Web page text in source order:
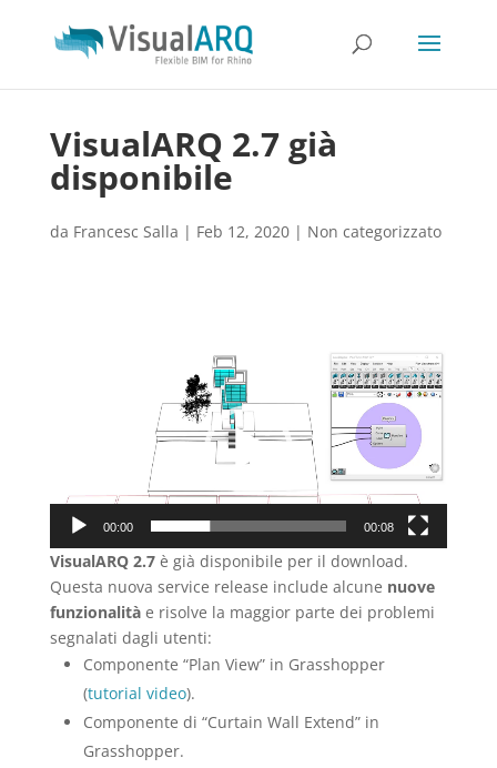
VisualARQ 2.7 già
disponibile
da Francesc Salla | Feb 12, 2020| Non categorizzato
00:00 00:08
VisualARQ 2.7è già disponibile per il download.
Questa nuova service release include alcune nuove
funzionalitàe risolve la maggior parte dei problemi
segnalati dagli utenti:
Componente “Plan View” in Grasshopper
(tutorial video).
Componente di “Curtain Wall Extend” in
Grasshopper.